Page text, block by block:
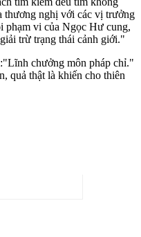
thương nghị với các vị trưởng
phạm vi của Ngọc Hư cung,
trừ trạng thái cảnh giới."
chưởng môn pháp chỉ."
quả thật là khiến cho thiên